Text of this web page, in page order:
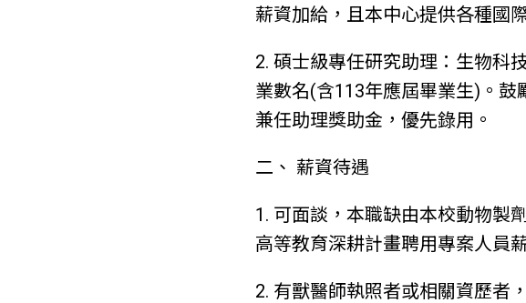
薪資加給，且本中心提供各種國
2. 碩士級專任研究助理：生物科
業數名(含113年應屆畢業生)。
兼任助理獎助金，優先錄用。
二、 薪資待遇
1. 可面談，本職缺由本校動物製
高等教育深耕計畫聘用專案人員
2. 有獸醫師執照者或相關資歷者